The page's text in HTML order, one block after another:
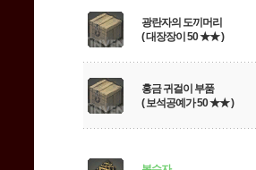
광란자의 도끼머리
( 대장장이 50 ★★ )
홍금 귀걸이 부품
( 보석공예가 50 ★★ )